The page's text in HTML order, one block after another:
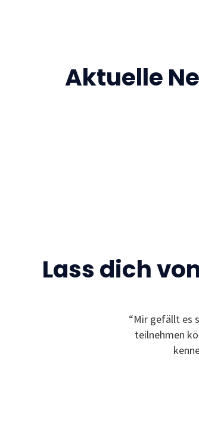
Aktuelle
Lass dich
“Mir gefällt es
teilnehmen